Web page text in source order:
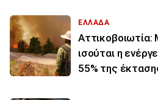
ΕΛΛΑΔΑ
Αττικοβοιωτία:
ισούται η
55% της